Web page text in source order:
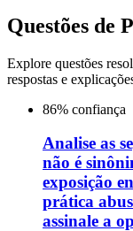
Questões de
Explore questões
respostas e
86% confiança
Analise as
não é
exposição
prática
assinale a